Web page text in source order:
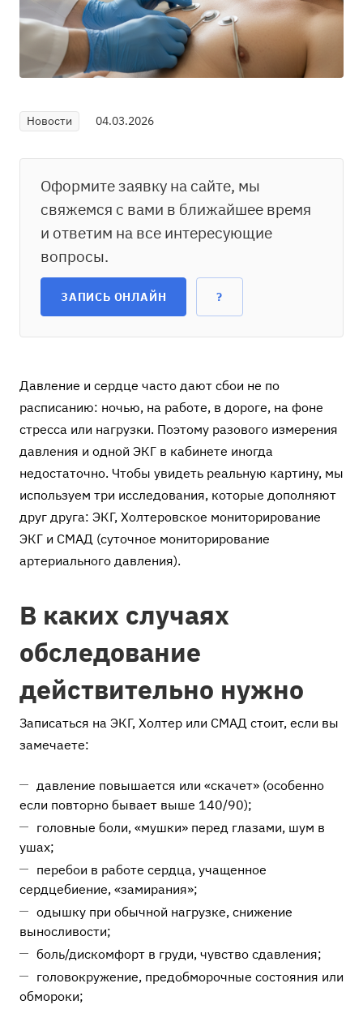
Новости 04.03.2026
Оформите заявку на сайте, мы
свяжемся с вами в ближайшее время
и ответим на все интересующие
вопросы.
ЗАПИСЬ ОНЛАЙН ?
Давление и сердце часто дают сбои не по
расписанию: ночью, на работе, в дороге, на фоне
стресса или нагрузки. Поэтому разового измерения
давления и одной ЭКГ в кабинете иногда
недостаточно. Чтобы увидеть реальную картину, мы
используем три исследования, которые дополняют
друг друга: ЭКГ, Холтеровское мониторирование
ЭКГ и СМАД (суточное мониторирование
артериального давления).
В каких случаях
обследование
действительно нужно
Записаться на ЭКГ, Холтер или СМАД стоит, если вы
замечаете:
давление повышается или «скачет» (особенно
если повторно бывает выше 140/90);
головные боли, «мушки» перед глазами, шум в
ушах;
перебои в работе сердца, учащенное
сердцебиение, «замирания»;
одышку при обычной нагрузке, снижение
выносливости;
боль/дискомфорт в груди, чувство сдавления;
головокружение, предобморочные состояния или
обмороки;